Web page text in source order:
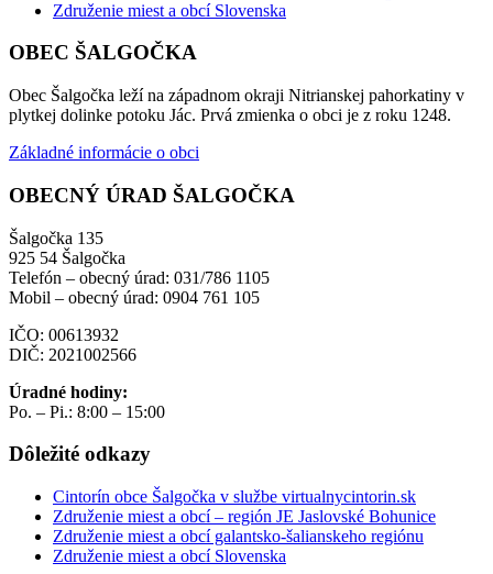
Združenie miest a obcí Slovenska
OBEC ŠALGOČKA
Obec Šalgočka leží na západnom okraji Nitrianskej pahorkatiny v
plytkej dolinke potoku Jác. Prvá zmienka o obci je z roku 1248.
Základné informácie o obci
OBECNÝ ÚRAD ŠALGOČKA
Šalgočka 135
925 54 Šalgočka
Telefón – obecný úrad: 031/786 1105
Mobil – obecný úrad: 0904 761 105
IČO: 00613932
DIČ: 2021002566
Úradné hodiny:
Po. – Pi.: 8:00 – 15:00
Dôležité odkazy
Cintorín obce Šalgočka v službe virtualnycintorin.sk
Združenie miest a obcí – región JE Jaslovské Bohunice
Združenie miest a obcí galantsko-šalianskeho regiónu
Združenie miest a obcí Slovenska